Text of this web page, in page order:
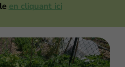
en cliquant ici